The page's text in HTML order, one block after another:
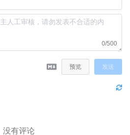
0/500
预览 发送
没有评论